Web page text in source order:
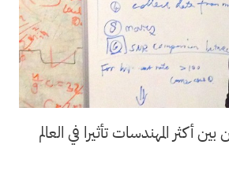
أكثر المهندسات تأثيرا في العالم